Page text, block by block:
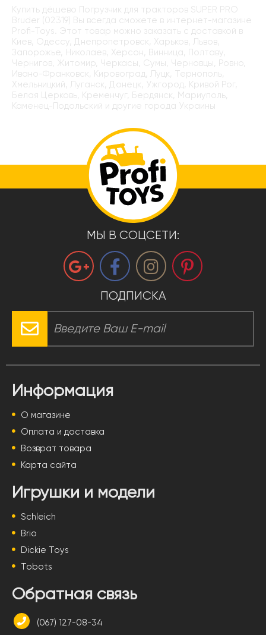
Купить дёшево Погрузчик для тракторов SUPER PRO
Bruder (02319) Вы всегда сможете в интернет-магазине
Profi-Toys. Этот товар можно заказать с доставкой в
Киев, Одессу, Днепропетровск, Харьков, Львов,
Запорожье, Николаев, Херсон, Винница, Полтаву,
Чернигов, Житомир, Черкасы, Сумы, Черновцы, Ровно,
Ивано-Франковск, Кировоград, Луцк, Тернополь,
Хмельницкий, Луганск, Донецк, Ужгород, Кривой Рог,
Белая Церковь, Кременчуг, Бердянск, Мариуполь,
Каменец-Подольский и другие города Украины
МЫ В СОЦСЕТИ:
ПОДПИСКА
Информация
О магазине
Оплата и доставка
Возврат товара
Карта сайта
Игрушки и модели
Schleich
Brio
Dickie Toys
Tobots
Обратная связь
(067) 127-08-34